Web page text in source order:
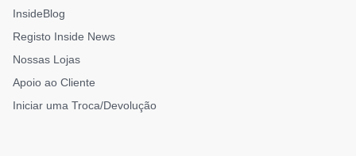
InsideBlog
Registo Inside News
Nossas Lojas
Apoio ao Cliente
Iniciar uma Troca/Devolução